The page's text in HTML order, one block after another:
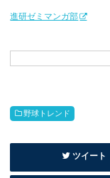
進研ゼミマンガ部
野球トレンド
ツイート